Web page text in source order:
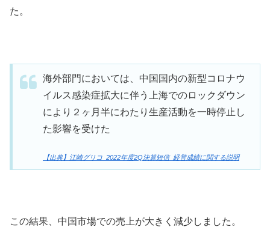
た。
海外部門においては、中国国内の新型コロナウ
イルス感染症拡大に伴う上海でのロックダウン
により２ヶ月半にわたり生産活動を一時停止し
た影響を受けた
【出典】江崎グリコ_2022年度2Q決算短信_経営成績に関する説明
この結果、中国市場での売上が大きく減少しました。